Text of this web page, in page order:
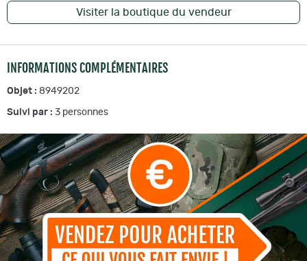
Visiter la boutique du vendeur
INFORMATIONS COMPLÉMENTAIRES
Objet : 8949202
Suivi par : 3 personnes